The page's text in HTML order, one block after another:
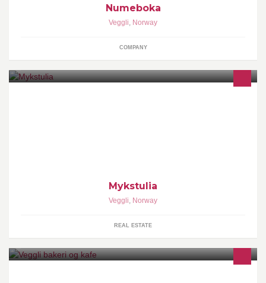
Numeboka
Veggli, Norway
COMPANY
Mykstulia
Veggli, Norway
REAL ESTATE